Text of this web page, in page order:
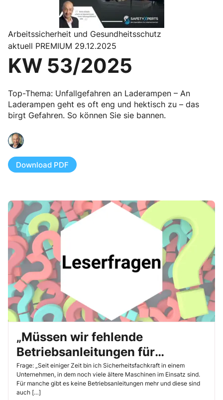
Arbeitssicherheit und Gesundheitsschutz
aktuell PREMIUM 29.12.2025
KW 53/2025
Top-Thema: Unfallgefahren an Laderampen – An
Laderampen geht es oft eng und hektisch zu – das
birgt Gefahren. So können Sie sie bannen.
Download PDF
„Müssen wir fehlende
Betriebsanleitungen für
Maschinen neu erstellen?“
Frage: „Seit einiger Zeit bin ich Sicherheitsfachkraft in einem
Unternehmen, in dem noch viele ältere Maschinen im Einsatz sind.
Für manche gibt es keine Betriebsanleitungen mehr und diese sind
auch […]